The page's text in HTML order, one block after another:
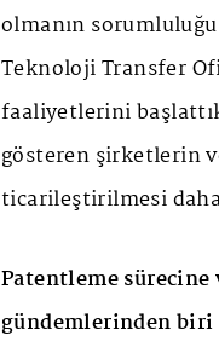
olmanın sorumluluğu
Teknoloji Transfer
faaliyetlerini
gösteren şirketlerin
ticarileştirilmesi
Patentleme
gündemlerinden biri